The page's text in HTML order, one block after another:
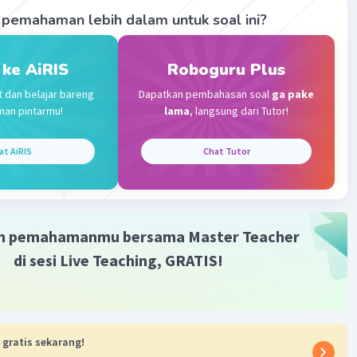
08:53
·0.0(0) Balas
lebih dalam untuk soal ini?
AiRIS
dan belajar bareng
pintarmu!
AiRIS
Roboguru Plus
Dapatkan pembahasan soal ga pake
lama, langsung dari Tutor!
Chat Tutor
pemahamanmu bersama Master Teacher
di sesi Live Teaching, GRATIS!
gratis sekarang!